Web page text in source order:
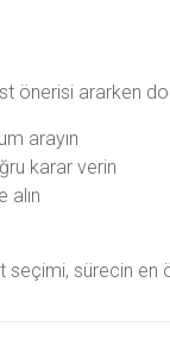
önerisi ararken
arayın
karar verin
alın
sürecin en